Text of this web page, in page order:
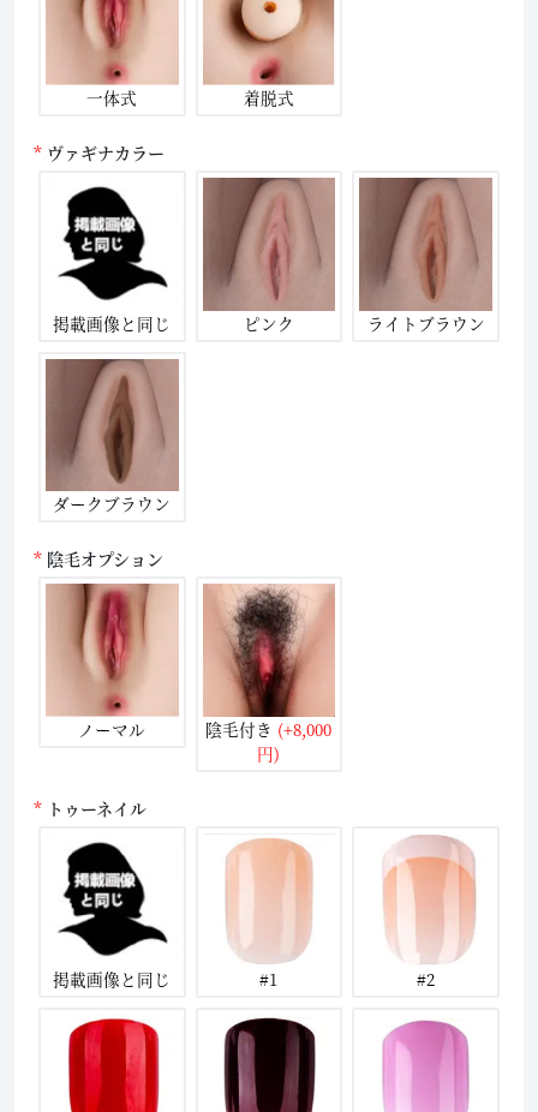
一体式 着脱式
ヴァギナカラー
掲載画像と同じ ピンク ライトブラウン
ダークブラウン
陰毛オプション
ノーマル 陰毛付き (+8,000
円)
トゥーネイル
掲載画像と同じ #1 #2